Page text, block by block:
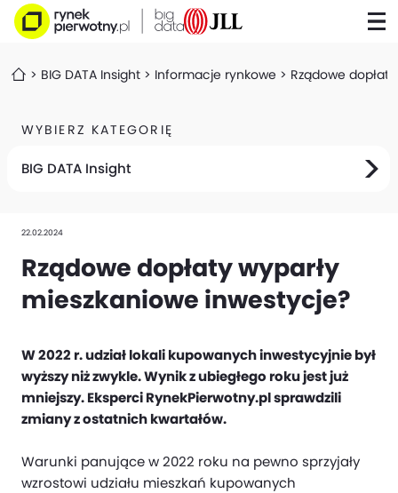
BIG DATA Insight Informacje rynkowe Rządowe
WYBIERZ KATEGORIĘ
BIG DATA Insight
22.02.2024
Rządowe dopłaty wyparły
mieszkaniowe inwestycje?
W 2022 r. udział lokali kupowanych inwestycyjnie był
wyższy niż zwykle. Wynik z ubiegłego roku jest już
mniejszy. Eksperci RynekPierwotny.pl sprawdzili
zmiany z ostatnich kwartałów.
Warunki panujące w 2022 roku na pewno sprzyjały
wzrostowi udziału mieszkań kupowanych